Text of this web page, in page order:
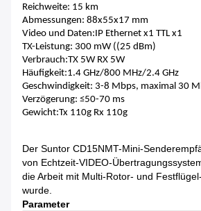
Reichweite: 15 km
Abmessungen: 88x55x17 mm
Video und Daten:IP Ethernet x1 TTL x1
TX-Leistung: 300 mW ((25 dBm)
Verbrauch:TX 5W RX 5W
Häufigkeit:1.4 GHz/800 MHz/2.4 GHz
Geschwindigkeit: 3-8 Mbps, maximal 30
Verzögerung: ≤50-70 ms
Gewicht:Tx 110g Rx 110g
Der Suntor CD15NMT-Mini-
von Echtzeit-VIDEO-
die Arbeit mit Multi-Rotor- und
wurde.
Parameter